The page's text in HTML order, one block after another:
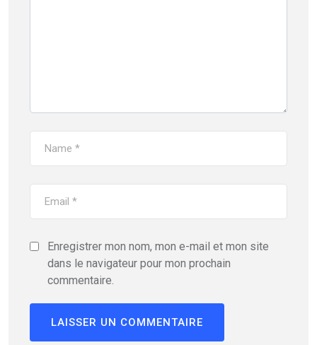
Enregistrer mon nom, mon e-mail et mon site
dans le navigateur pour mon prochain
commentaire.